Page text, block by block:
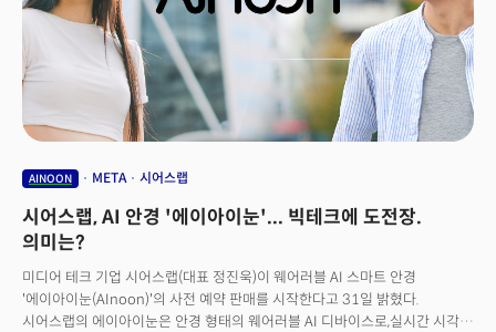
함께 개발 중인 혼합현실 헤드셋(프로젝트 무한)의 시연 장면도 공개했다.
애플 비전 프로와 매우 흡사한 외형을 지닌 이 헤드셋은 패스스루(pass-
through) 비디오 기술을 활용한다. 프로젝트 무한은 지난 3월 스페인
바르셀로나에서 열린 MWC2025에서도 공개한 바 있다. 이 시연에서는 여러
개의 창을 오버레이하고, 남아프리카공화국 케이프타운의 몰입형 뷰를
감상하며, 360도 스노보드 영상도 재생하는 기능 등 현실과 디지털 세계를
AINOON META 시어스랩
시어스랩, AI 안경 '에이아이눈'... 빅테크에 도전장.
의미는?
미디어 테크 기업 시어스랩(대표 정진욱)이 웨어러블 AI 스마트 안경
'에이아이눈(AInoon)'의 사전 예약 판매를 시작한다고 31일 밝혔다.
시어스랩의 에이아이눈은 안경 형태의 웨어러블 AI 디바이스로,실시간 시각